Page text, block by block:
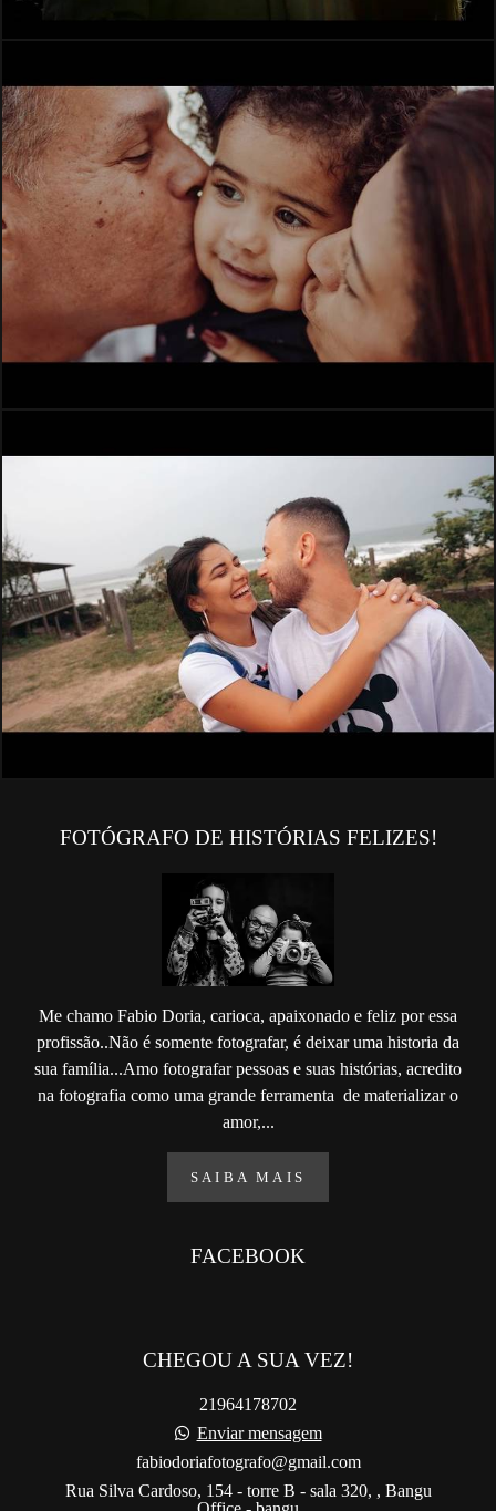
FOTÓGRAFO DE HISTÓRIAS FELIZES!
Me chamo Fabio Doria, carioca, apaixonado e feliz por essa
profissão..Não é somente fotografar, é deixar uma historia da
sua família...Amo fotografar pessoas e suas histórias, acredito
na fotografia como uma grande ferramenta de materializar o
amor,...
SAIBA MAIS
FACEBOOK
CHEGOU A SUA VEZ!
21964178702
Enviar mensagem
fabiodoriafotografo@gmail.com
Rua Silva Cardoso, 154 - torre B - sala 320, , Bangu